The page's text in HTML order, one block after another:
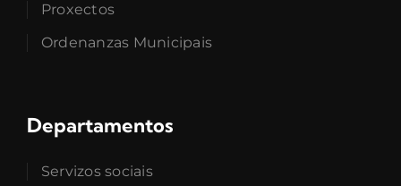
Proxectos
Ordenanzas Municipais
Departamentos
Servizos sociais